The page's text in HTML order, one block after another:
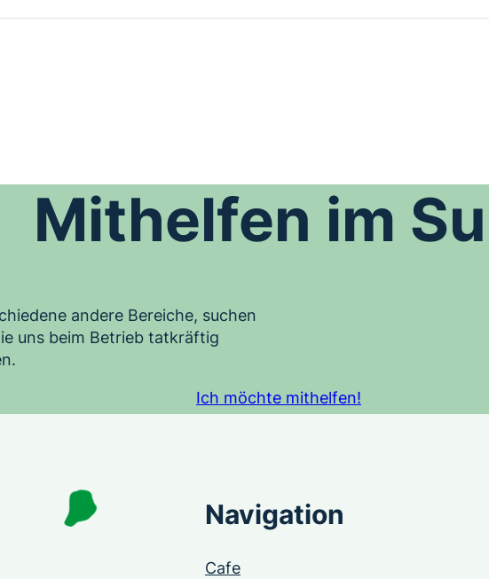
Mithelfen im
andere Bereiche, suchen
uns beim Betrieb tatkräftig
Ich möchte mithelfen!
Navigation
Cafe